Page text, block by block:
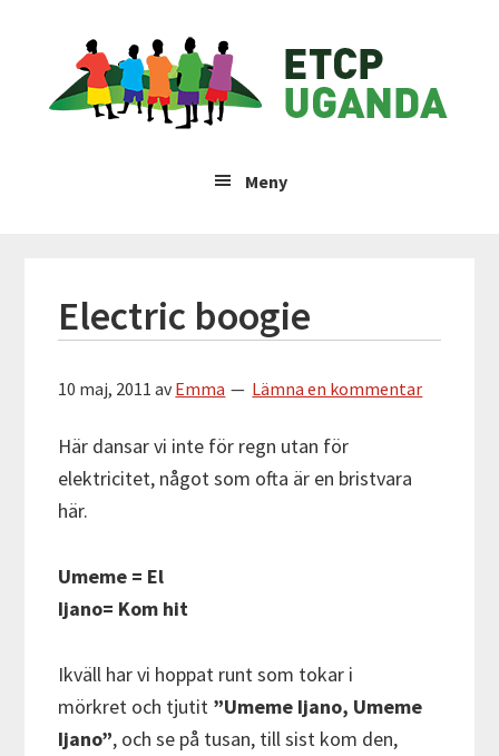
huvudnavigering
huvudinnehåll
primära
ETCP
Uganda
Meny
Electric boogie
10 maj, 2011 avEmma Lämna en kommentar
Här dansar vi inte för regn utan för
elektricitet, något som ofta är en bristvara
här.
Umeme = El
Ijano= Kom hit
Ikväll har vi hoppat runt som tokar i
mörkret och tjutit ”Umeme Ijano, Umeme
Ijano”, och se på tusan, till sist kom den,